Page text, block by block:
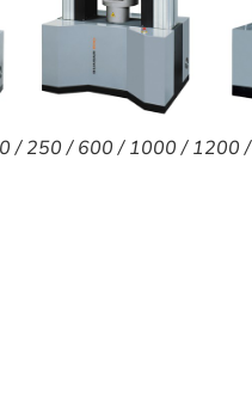
/ 250 / 600 / 1000 / 1200